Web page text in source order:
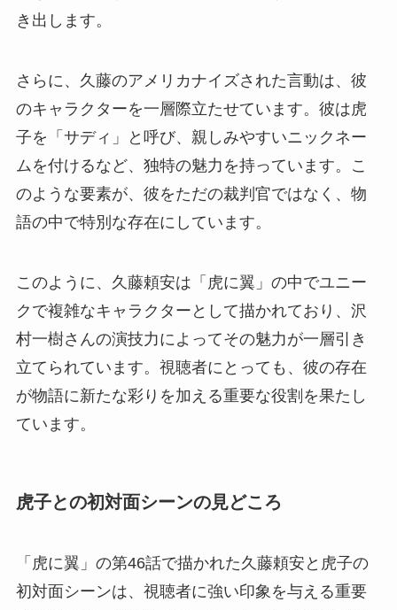
き出します。
さらに、久藤のアメリカナイズされた言動は、彼
のキャラクターを一層際立たせています。彼は虎
子を「サディ」と呼び、親しみやすいニックネー
ムを付けるなど、独特の魅力を持っています。こ
のような要素が、彼をただの裁判官ではなく、物
語の中で特別な存在にしています。
このように、久藤頼安は「虎に翼」の中でユニー
クで複雑なキャラクターとして描かれており、沢
村一樹さんの演技力によってその魅力が一層引き
立てられています。視聴者にとっても、彼の存在
が物語に新たな彩りを加える重要な役割を果たし
ています。
虎子との初対面シーンの見どころ
「虎に翼」の第46話で描かれた久藤頼安と虎子の
初対面シーンは、視聴者に強い印象を与える重要